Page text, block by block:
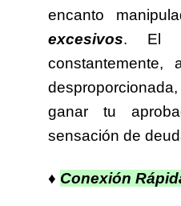
encanto
excesivos. El
constantemente,
ganar tu
sensación de
♦ Conexión